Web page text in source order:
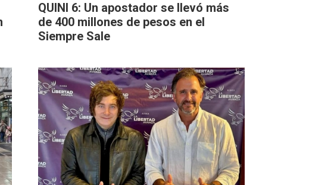
QUINI 6: Un apostador se llevó más
de 400 millones de pesos en el
Siempre Sale